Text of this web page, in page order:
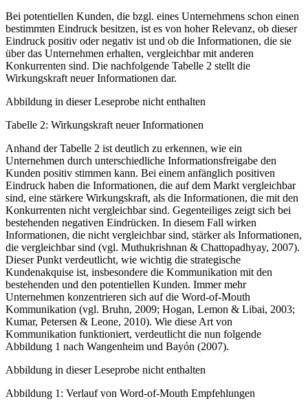
Bei potentiellen Kunden, die bzgl. eines Unternehmens schon einen
bestimmten Eindruck besitzen, ist es von hoher Relevanz, ob dieser
Eindruck positiv oder negativ ist und ob die Informationen, die sie
über das Unternehmen erhalten, vergleichbar mit anderen
Konkurrenten sind. Die nachfolgende Tabelle 2 stellt die
Wirkungskraft neuer Informationen dar.
Abbildung in dieser Leseprobe nicht enthalten
Tabelle 2: Wirkungskraft neuer Informationen
Anhand der Tabelle 2 ist deutlich zu erkennen, wie ein
Unternehmen durch unterschiedliche Informationsfreigabe den
Kunden positiv stimmen kann. Bei einem anfänglich positiven
Eindruck haben die Informationen, die auf dem Markt vergleichbar
sind, eine stärkere Wirkungskraft, als die Informationen, die mit den
Konkurrenten nicht vergleichbar sind. Gegenteiliges zeigt sich bei
bestehenden negativen Eindrücken. In diesem Fall wirken
Informationen, die nicht vergleichbar sind, stärker als Informationen,
die vergleichbar sind (vgl. Muthukrishnan & Chattopadhyay, 2007).
Dieser Punkt verdeutlicht, wie wichtig die strategische
Kundenakquise ist, insbesondere die Kommunikation mit den
bestehenden und den potentiellen Kunden. Immer mehr
Unternehmen konzentrieren sich auf die Word-of-Mouth
Kommunikation (vgl. Bruhn, 2009; Hogan, Lemon & Libai, 2003;
Kumar, Petersen & Leone, 2010). Wie diese Art von
Kommunikation funktioniert, verdeutlicht die nun folgende
Abbildung 1 nach Wangenheim und Bayón (2007).
Abbildung in dieser Leseprobe nicht enthalten
Abbildung 1: Verlauf von Word-of-Mouth Empfehlungen